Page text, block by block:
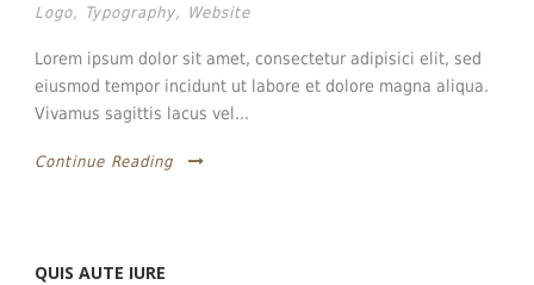
Logo, Typography, Website
Lorem ipsum dolor sit amet, consectetur adipisici elit, sed
eiusmod tempor incidunt ut labore et dolore magna aliqua.
Vivamus sagittis lacus vel...
Continue Reading
QUIS AUTE IURE